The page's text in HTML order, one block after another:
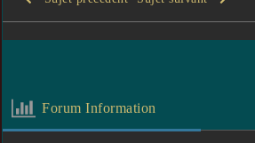
Forum Information